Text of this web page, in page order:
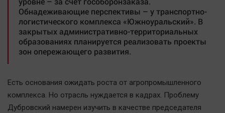
Обнадеживающие перспективы – у транспортно-
логистического комплекса «Южноуральский». В
закрытых административно-территориальных
образованиях планируется реализовать проекты
зон опережающего развития.
Есть основания ожидать роста от агропромышленного
комплекса. Но отрасль нуждается в кадрах. Проблему
Дубровский намерен изучить в качестве председателя